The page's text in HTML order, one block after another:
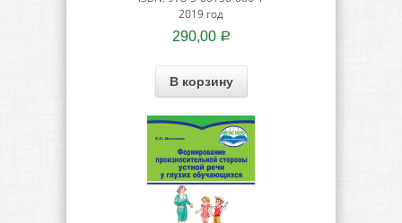
2019 год
290,00 Р
В корзину